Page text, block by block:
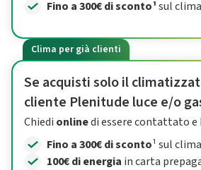
Fino a 300€ di sconto¹sul
Clima per già clienti
Se acquisti solo il
cliente Plenitude luce e/o
Chiedi onlinedi essere contattato e
Fino a 300€ di sconto¹ sul
100€ di energia in carta